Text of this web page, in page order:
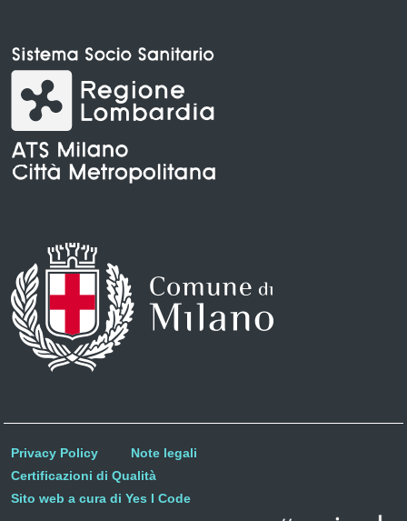
Privacy Policy
Note legali
Certificazioni di Qualità
Sito web a cura di Yes I Code